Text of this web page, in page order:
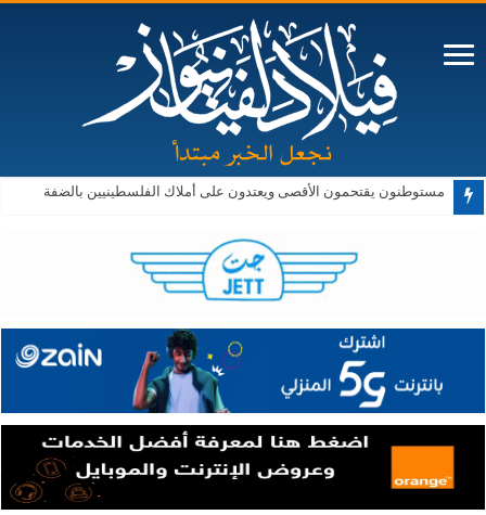
مستوطنون يقتحمون الأقصى ويعتدون على أملاك الفلسطينيين بالضفة